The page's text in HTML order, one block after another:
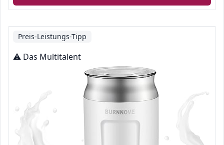
Preis-Leistungs-Tipp
⚠️ Das Multitalent